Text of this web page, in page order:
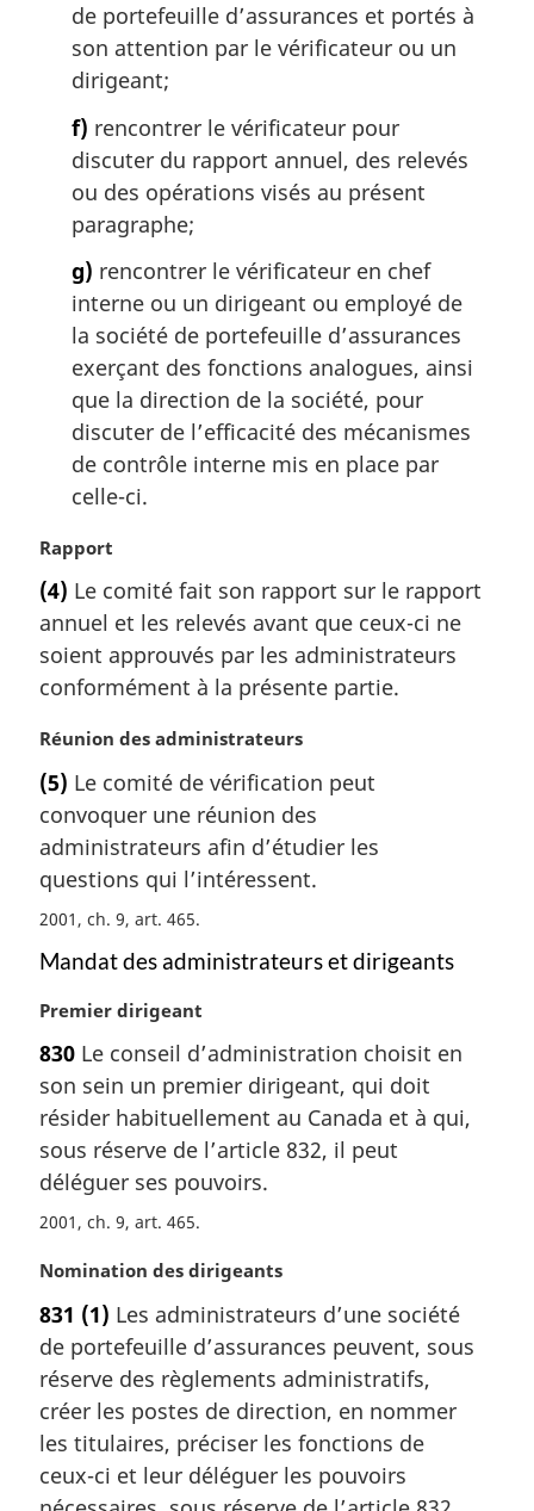
de portefeuille d’assurances et portés à
son attention par le vérificateur ou un
dirigeant;
f) rencontrer le vérificateur pour
discuter du rapport annuel, des relevés
ou des opérations visés au présent
paragraphe;
g) rencontrer le vérificateur en chef
interne ou un dirigeant ou employé de
la société de portefeuille d’assurances
exerçant des fonctions analogues, ainsi
que la direction de la société, pour
discuter de l’efficacité des mécanismes
de contrôle interne mis en place par
celle-ci.
N
t
e
m
a
g
n
a
e
:
Rapport
(4) Le comité fait son rapport sur le rapport
annuel et les relevés avant que ceux-ci ne
soient approuvés par les administrateurs
conformément à la présente partie.
N
t
e
m
a
g
i
n
a
e
:
Réunion des administrateurs
(5) Le comité de vérification peut
convoquer une réunion des
administrateurs afin d’étudier les
questions qui l’intéressent.
2001, ch. 9, art. 465
Mandat des administrateurs et dirigeants
N
t
e
m
a
g
i
a
e
:
Premier dirigeant
830 Le conseil d’administration choisit en
son sein un premier dirigeant, qui doit
résider habituellement au Canada et à qui,
sous réserve de l’article 832, il peut
déléguer ses pouvoirs.
2001, ch. 9, art. 465
N
t
e
m
r
g
i
n
Nomination des dirigeants
831 (1) Les administrateurs d’une société
de portefeuille d’assurances peuvent, sous
réserve des règlements administratifs,
créer les postes de direction, en nommer
les titulaires, préciser les fonctions de
ceux-ci et leur déléguer les pouvoirs